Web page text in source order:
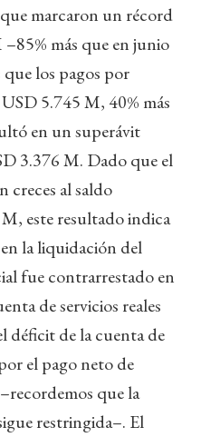
marcaron un récord
más que en junio
los pagos por
5.745 M, 40% más
en un superávit
3.376 M. Dado que el
creces al saldo
este resultado indica
la liquidación del
fue contrarrestado en
de servicios reales
déficit de la cuenta de
el pago neto de
que la
restringida–. El